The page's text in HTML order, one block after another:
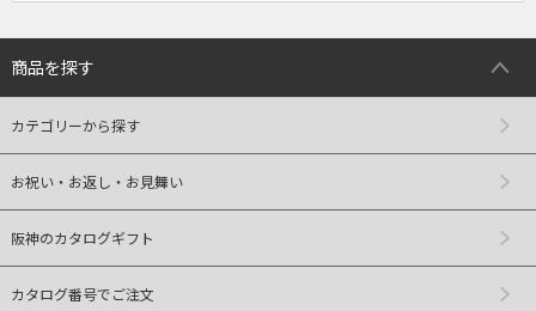
商品を探す
カテゴリーから探す
お祝い・お返し・お見舞い
阪神のカタログギフト
カタログ番号でご注文